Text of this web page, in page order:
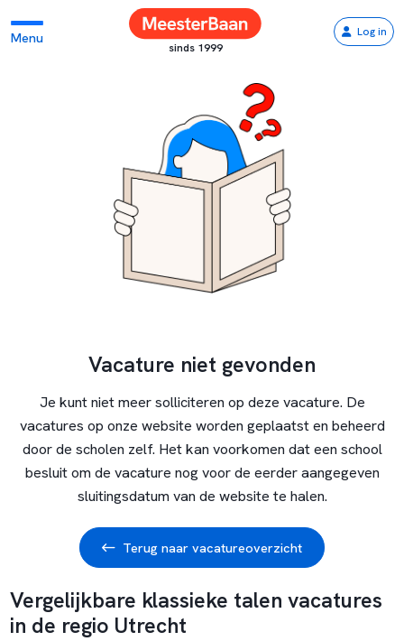
Menu
sinds 1999
Log in
Vacature niet gevonden
Je kunt niet meer solliciteren op deze vacature. De
vacatures op onze website worden geplaatst en beheerd
door de scholen zelf. Het kan voorkomen dat een school
besluit om de vacature nog voor de eerder aangegeven
sluitingsdatum van de website te halen.
Terug naar vacatureoverzicht
Vergelijkbare klassieke talen vacatures
in de regio Utrecht